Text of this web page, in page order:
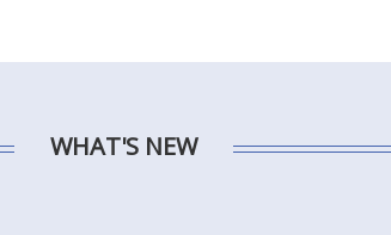
WHAT'S NEW